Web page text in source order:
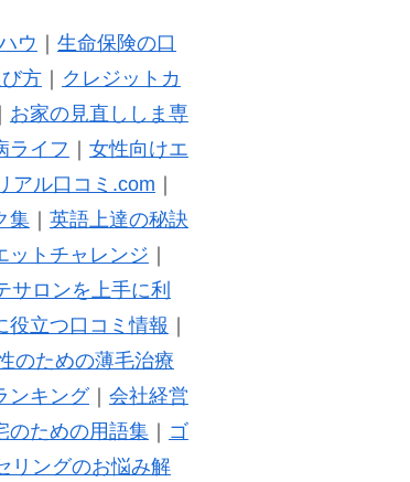
ウ
生命保険の口
方｜
クレジットカ
お家の見直ししま専
ライフ
女性向けエ
アル口コミ.com
集｜ 英語上達の秘訣
ットチャレンジ
サロンを上手に利
役立つ口コミ情報
のための薄毛治療
ンキング｜ 会社経営
のための用語集｜
ゴ
リングのお悩み解